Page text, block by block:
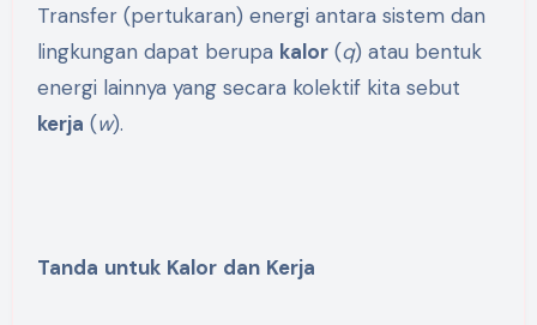
Transfer (pertukaran) energi antara sistem dan
lingkungan dapat berupa kalor(q) atau bentuk
energi lainnya yang secara kolektif kita sebut
kerja (w).
Tanda untuk Kalor dan Kerja